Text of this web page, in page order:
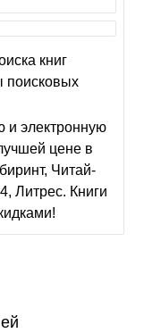
книг
поисковых
и электронную
цене в
Читай-
Литрес. Книги